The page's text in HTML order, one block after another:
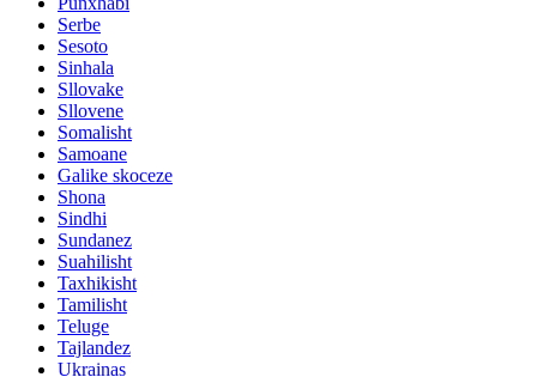
Serbe
Sesoto
Sinhala
Sllovake
Sllovene
Somalisht
Samoane
Galike skoceze
Shona
Sindhi
Sundanez
Suahilisht
Taxhikisht
Tamilisht
Teluge
Tajlandez
Ukrainas